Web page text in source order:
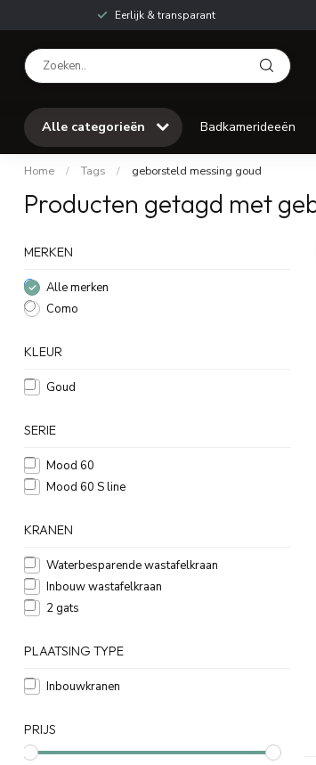
Eerlijk & transparant
Alle categorieën Badkamerideeën
Home / Tags / geborsteld messing goud
Producten getagd met
MERKEN
Alle merken
Como
KLEUR
Goud
SERIE
Mood 60
Mood 60 S line
KRANEN
Waterbesparende wastafelkraan
Inbouw wastafelkraan
2 gats
PLAATSING TYPE
Inbouwkranen
PRIJS